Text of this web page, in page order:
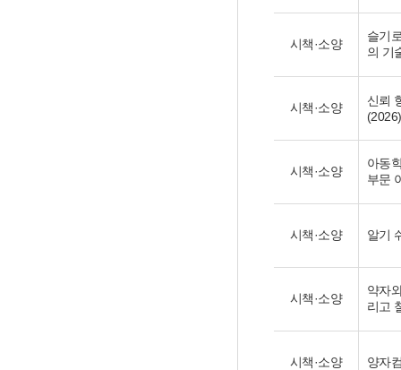
시책·소양
슬기
의 기
시책·소양
신뢰
(2026)
시책·소양
아동
부문
시책·소양 알기
시책·소양
약자
리고
시책·소양 양자